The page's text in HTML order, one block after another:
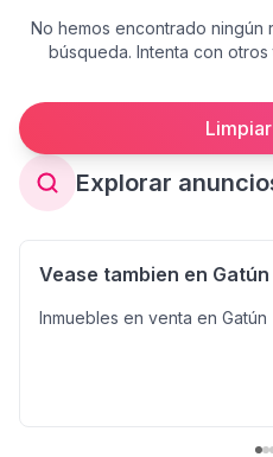
No hemos encontrado
búsqueda. Intenta con
Explorar
Vease tambien en Gatún
Inmuebles en venta en Gatún